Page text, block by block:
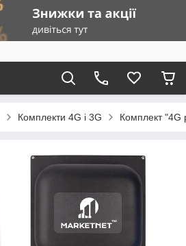
Комплекти 4G і 3G Комплект